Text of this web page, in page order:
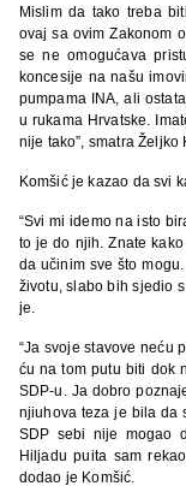
Mislim da tako treba
ovaj sa ovim Zakonom
se ne omogućava
koncesije na našu
pumpama INA, ali
u rukama Hrvatske.
nije tako”, smatra Željko
Komšić je kazao da svi
“Svi mi idemo na isto
to je do njih. Znate
da učinim sve što
životu, slabo bih sjedio
je.
“Ja svoje stavove neću
ću na tom putu biti dok
SDP-u. Ja dobro
njiuhova teza je bila da
SDP sebi nije mogao
Hiljadu puita sam
dodao je Komšić.